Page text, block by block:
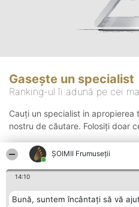
ȘOIMII Frumuseții
14:10
Bună, suntem încântați să vă
Gasește un specialist
Ranking-ul îi adună pe cei
Cauți un specialist in apropierea
nostru de căutare. Folosiți doar